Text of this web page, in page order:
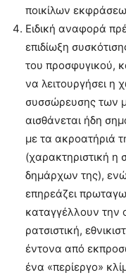
ποικίλων
Ειδική αναφορά
επιδίωξη
του προσφυγικού,
να λειτουργήσει
συσσώρευσης των
αισθάνεται ήδη
με τα ακροατήριά
(χαρακτηριστική η
δημάρχων της),
επηρεάζει
καταγγέλλουν την
ρατσιστική,
έντονα από
ένα «περίεργο»